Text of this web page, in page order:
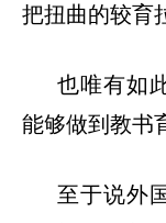
把扭曲的较育
也唯有如
能够做到教书
至于说外